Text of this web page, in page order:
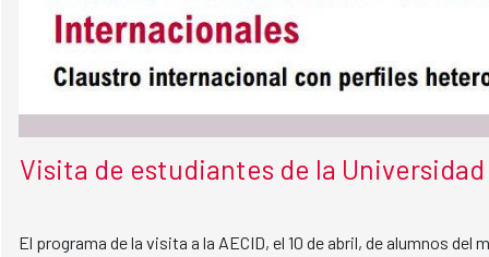
Visita de estudiantes de la
El programa de la visita a la AECID, el 10 de abril, de alumnos del